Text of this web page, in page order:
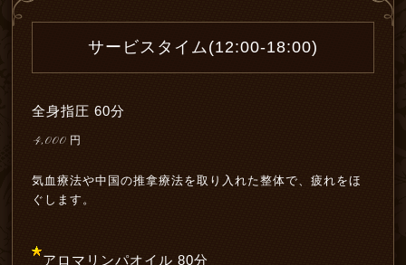
サービスタイム(12:00-18:00)
全身指圧 60分
4,000 円
気血療法や中国の推拿療法を取り入れた整体で、疲れをほ
ぐします。
アロマリンパオイル 80分